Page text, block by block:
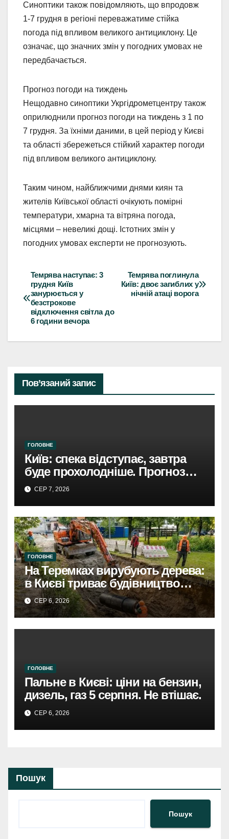
Синоптики також повідомляють, що впродовж
1-7 грудня в регіоні переважатиме стійка
погода під впливом великого антициклону. Це
означає, що значних змін у погодних умовах не
передбачається.
Прогноз погоди на тиждень
Нещодавно синоптики Укргідрометцентру також
оприлюднили прогноз погоди на тиждень з 1 по
7 грудня. За їхніми даними, в цей період у Києві
та області збережеться стійкий характер погоди
під впливом великого антициклону.
Таким чином, найближчими днями киян та
жителів Київської області очікують помірні
температури, хмарна та вітряна погода,
місцями – невеликі дощі. Істотних змін у
погодних умовах експерти не прогнозують.
Навігація
записів
Темрява поглинула
Київ: двоє загиблих у
нічній атаці ворога
Темрява наступає: 3
грудня Київ
занурюється у
безстрокове
відключення світла до
6 години вечора
Пов’язаний запис
ГОЛОВНЕ
Київ: спека відступає, завтра
буде прохолодніше. Прогноз
погоди
СЕР 7, 2026
ГОЛОВНЕ
На Теремках вирубують дерева:
в Києві триває будівництво
теплотраси
СЕР 6, 2026
ГОЛОВНЕ
Пальне в Києві: ціни на бензин,
дизель, газ 5 серпня. Не втішає.
СЕР 6, 2026
Пошук
Пошук